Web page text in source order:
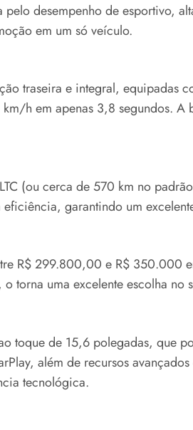
desempenho de esportivo,
em um só veículo.
traseira e integral,
h em apenas 3,8 segundos.
(ou cerca de 570 km no
garantindo um
R$ 299.800,00 e R$
torna uma excelente escolha no
toque de 15,6 polegadas, que
além de recursos
tecnológica.